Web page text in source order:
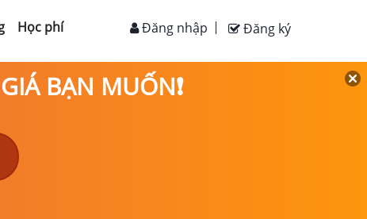
Học phí Đăng ký
Đăng nhập
BẠN MUỐN❗